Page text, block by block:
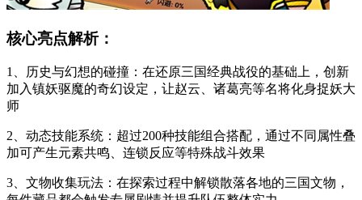
核心亮点解析：
1、历史与幻想的碰撞：在还原三国经典战役的基础上，创新
加入镇妖驱魔的奇幻设定，让赵云、诸葛亮等名将化身捉妖大
师
2、动态技能系统：超过200种技能组合搭配，通过不同属性叠
加可产生元素共鸣、连锁反应等特殊战斗效果
3、文物收集玩法：在探索过程中解锁散落各地的三国文物，